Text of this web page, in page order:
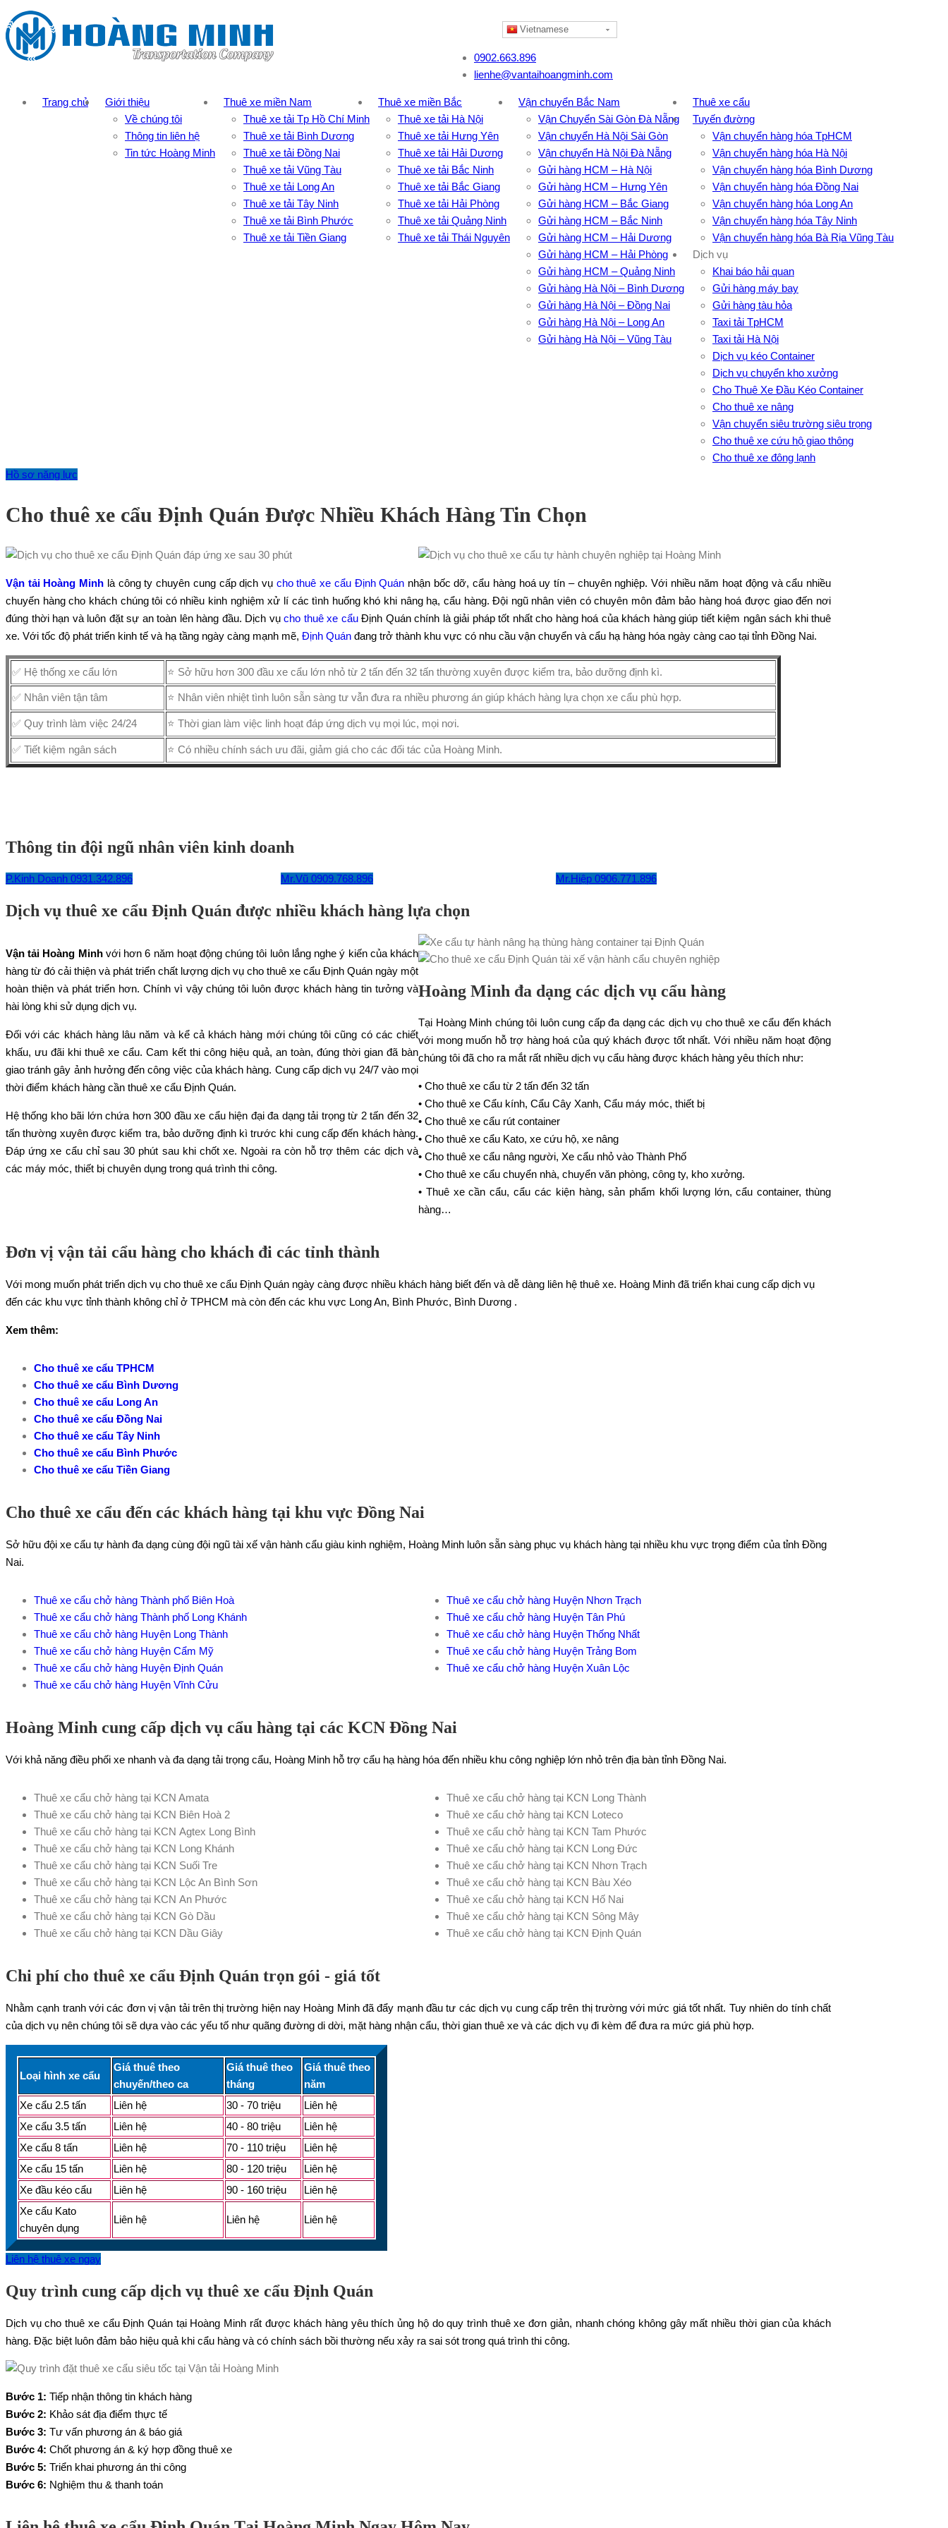
Vietnamese
0902.663.896
lienhe@vantaihoangminh.com
Trang chủ
Giới thiệu
Về chúng tôi
Thông tin liên hệ
Tin tức Hoàng Minh
Thuê xe miền Nam
Thuê xe tải Tp Hồ Chí Minh
Thuê xe tải Bình Dương
Thuê xe tải Đồng Nai
Thuê xe tải Vũng Tàu
Thuê xe tải Long An
Thuê xe tải Tây Ninh
Thuê xe tải Bình Phước
Thuê xe tải Tiền Giang
Thuê xe miền Bắc
Thuê xe tải Hà Nội
Thuê xe tải Hưng Yên
Thuê xe tải Hải Dương
Thuê xe tải Bắc Ninh
Thuê xe tải Bắc Giang
Thuê xe tải Hải Phòng
Thuê xe tải Quảng Ninh
Thuê xe tải Thái Nguyên
Vận chuyển Bắc Nam
Vận Chuyển Sài Gòn Đà Nẵng
Vận chuyển Hà Nội Sài Gòn
Vận chuyển Hà Nội Đà Nẵng
Gửi hàng HCM – Hà Nội
Gửi hàng HCM – Hưng Yên
Gửi hàng HCM – Bắc Giang
Gửi hàng HCM – Bắc Ninh
Gửi hàng HCM – Hải Dương
Gửi hàng HCM – Hải Phòng
Gửi hàng HCM – Quảng Ninh
Gửi hàng Hà Nội – Bình Dương
Gửi hàng Hà Nội – Đồng Nai
Gửi hàng Hà Nội – Long An
Gửi hàng Hà Nội – Vũng Tàu
Thuê xe cẩu
Tuyến đường
Vận chuyển hàng hóa TpHCM
Vận chuyển hàng hóa Hà Nội
Vận chuyển hàng hóa Bình Dương
Vận chuyển hàng hóa Đồng Nai
Vận chuyển hàng hóa Long An
Vận chuyển hàng hóa Tây Ninh
Vận chuyển hàng hóa Bà Rịa Vũng Tàu
Dịch vụ
Khai báo hải quan
Gửi hàng máy bay
Gửi hàng tàu hỏa
Taxi tải TpHCM
Taxi tải Hà Nội
Dịch vụ kéo Container
Dịch vụ chuyển kho xưởng
Cho Thuê Xe Đầu Kéo Container
Cho thuê xe nâng
Vận chuyển siêu trường siêu trọng
Cho thuê xe cứu hộ giao thông
Cho thuê xe đông lạnh
Hồ sơ năng lực
Cho thuê xe cẩu Định Quán Được Nhiều Khách Hàng Tin Chọn
Vận tải Hoàng Minh là công ty chuyên cung cấp dịch vụ cho thuê xe cẩu Định Quán nhận bốc dỡ, cẩu hàng hoá uy tín – chuyên nghiệp. Với nhiều năm hoạt động và cẩu nhiều
chuyến hàng cho khách chúng tôi có nhiều kinh nghiệm xử lí các tình huống khó khi nâng hạ, cẩu hàng. Đội ngũ nhân viên có chuyên môn đảm bảo hàng hoá được giao đến nơi
đúng thời hạn và luôn đặt sự an toàn lên hàng đầu. Dịch vụ cho thuê xe cẩuĐịnh Quán chính là giải pháp tốt nhất cho hàng hoá của khách hàng giúp tiết kiệm ngân sách khi thuê
xe. Với tốc độ phát triển kinh tế và hạ tầng ngày càng mạnh mẽ, Định Quán đang trở thành khu vực có nhu cầu vận chuyển và cẩu hạ hàng hóa ngày càng cao tại tỉnh Đồng Nai.
✅ Hệ thống xe cẩu lớn ⭐ Sở hữu hơn 300 đầu xe cẩu lớn nhỏ từ 2 tấn đến 32 tấn thường xuyên được kiểm tra, bảo dưỡng định kì.
✅ Nhân viên tận tâm ⭐ Nhân viên nhiệt tình luôn sẵn sàng tư vẫn đưa ra nhiều phương án giúp khách hàng lựa chọn xe cẩu phù hợp.
✅ Quy trình làm việc 24/24 ⭐ Thời gian làm việc linh hoạt đáp ứng dịch vụ mọi lúc, mọi nơi.
✅ Tiết kiệm ngân sách ⭐ Có nhiều chính sách ưu đãi, giảm giá cho các đối tác của Hoàng Minh.
Thông tin đội ngũ nhân viên kinh doanh
P.Kinh Doanh 0931.342.896 Mr.Vũ 0909.768.896 Mr.Hiệp 0906.771.896
Dịch vụ thuê xe cẩu Định Quán được nhiều khách hàng lựa chọn
Vận tải Hoàng Minhvới hơn 6 năm hoạt động chúng tôi luôn lắng nghe ý kiến của khách
hàng từ đó cải thiện và phát triển chất lượng dịch vụ cho thuê xe cẩu Định Quán ngày một
hoàn thiện và phát triển hơn. Chính vì vậy chúng tôi luôn được khách hàng tin tưởng và
hài lòng khi sử dụng dịch vụ.
Đối với các khách hàng lâu năm và kể cả khách hàng mới chúng tôi cũng có các chiết
khấu, ưu đãi khi thuê xe cẩu. Cam kết thi công hiệu quả, an toàn, đúng thời gian đã bàn
giao tránh gây ảnh hưởng đến công việc của khách hàng. Cung cấp dịch vụ 24/7 vào mọi
thời điểm khách hàng cần thuê xe cẩu Định Quán.
Hệ thống kho bãi lớn chứa hơn 300 đầu xe cẩu hiện đại đa dạng tải trọng từ 2 tấn đến 32
tấn thường xuyên được kiểm tra, bảo dưỡng định kì trước khi cung cấp đến khách hàng.
Đáp ứng xe cẩu chỉ sau 30 phút sau khi chốt xe. Ngoài ra còn hỗ trợ thêm các dịch và
các máy móc, thiết bị chuyên dụng trong quá trình thi công.
Hoàng Minh đa dạng các dịch vụ cẩu hàng
Tại Hoàng Minh chúng tôi luôn cung cấp đa dạng các dịch vụ cho thuê xe cẩu đến khách
với mong muốn hỗ trợ hàng hoá của quý khách được tốt nhất. Với nhiều năm hoạt động
chúng tôi đã cho ra mắt rất nhiều dịch vụ cẩu hàng được khách hàng yêu thích như:
• Cho thuê xe cẩu từ 2 tấn đến 32 tấn
• Cho thuê xe Cẩu kính, Cẩu Cây Xanh, Cẩu máy móc, thiết bị
• Cho thuê xe cẩu rút container
• Cho thuê xe cẩu Kato, xe cứu hộ, xe nâng
• Cho thuê xe cẩu nâng người, Xe cẩu nhỏ vào Thành Phố
• Cho thuê xe cẩu chuyển nhà, chuyển văn phòng, công ty, kho xưởng.
• Thuê xe cần cẩu, cẩu các kiện hàng, sản phẩm khối lượng lớn, cẩu container, thùng
hàng…
Đơn vị vận tải cẩu hàng cho khách đi các tỉnh thành
Với mong muốn phát triển dịch vụ cho thuê xe cẩu Định Quán ngày càng được nhiều khách hàng biết đến và dễ dàng liên hệ thuê xe. Hoàng Minh đã triển khai cung cấp dịch vụ
đến các khu vực tỉnh thành không chỉ ở TPHCM mà còn đến các khu vực Long An, Bình Phước, Bình Dương .
Xem thêm:
Cho thuê xe cẩu TPHCM
Cho thuê xe cẩu Bình Dương
Cho thuê xe cẩu Long An
Cho thuê xe cẩu Đồng Nai
Cho thuê xe cẩu Tây Ninh
Cho thuê xe cẩu Bình Phước
Cho thuê xe cẩu Tiền Giang
Cho thuê xe cẩu đến các khách hàng tại khu vực Đồng Nai
Sở hữu đội xe cẩu tự hành đa dạng cùng đội ngũ tài xế vận hành cẩu giàu kinh nghiệm, Hoàng Minh luôn sẵn sàng phục vụ khách hàng tại nhiều khu vực trọng điểm của tỉnh Đồng
Nai.
Thuê xe cẩu chở hàng Thành phố Biên Hoà
Thuê xe cẩu chở hàng Thành phố Long Khánh
Thuê xe cẩu chở hàng Huyện Long Thành
Thuê xe cẩu chở hàng Huyện Cẩm Mỹ
Thuê xe cẩu chở hàng Huyện Định Quán
Thuê xe cẩu chở hàng Huyện Vĩnh Cửu
Thuê xe cẩu chở hàng Huyện Nhơn Trạch
Thuê xe cẩu chở hàng Huyện Tân Phú
Thuê xe cẩu chở hàng Huyện Thống Nhất
Thuê xe cẩu chở hàng Huyện Trảng Bom
Thuê xe cẩu chở hàng Huyện Xuân Lộc
Hoàng Minh cung cấp dịch vụ cẩu hàng tại các KCN Đồng Nai
Với khả năng điều phối xe nhanh và đa dạng tải trọng cẩu, Hoàng Minh hỗ trợ cẩu hạ hàng hóa đến nhiều khu công nghiệp lớn nhỏ trên địa bàn tỉnh Đồng Nai.
Thuê xe cẩu chở hàng tại KCN Amata
Thuê xe cẩu chở hàng tại KCN Biên Hoà 2
Thuê xe cẩu chở hàng tại KCN Agtex Long Bình
Thuê xe cẩu chở hàng tại KCN Long Khánh
Thuê xe cẩu chở hàng tại KCN Suối Tre
Thuê xe cẩu chở hàng tại KCN Lộc An Bình Sơn
Thuê xe cẩu chở hàng tại KCN An Phước
Thuê xe cẩu chở hàng tại KCN Gò Dầu
Thuê xe cẩu chở hàng tại KCN Dầu Giây
Thuê xe cẩu chở hàng tại KCN Long Thành
Thuê xe cẩu chở hàng tại KCN Loteco
Thuê xe cẩu chở hàng tại KCN Tam Phước
Thuê xe cẩu chở hàng tại KCN Long Đức
Thuê xe cẩu chở hàng tại KCN Nhơn Trạch
Thuê xe cẩu chở hàng tại KCN Bàu Xéo
Thuê xe cẩu chở hàng tại KCN Hố Nai
Thuê xe cẩu chở hàng tại KCN Sông Mây
Thuê xe cẩu chở hàng tại KCN Định Quán
Chi phí cho thuê xe cẩu Định Quán trọn gói - giá tốt
Nhằm cạnh tranh với các đơn vị vận tải trên thị trường hiện nay Hoàng Minh đã đẩy mạnh đầu tư các dịch vụ cung cấp trên thị trường với mức giá tốt nhất. Tuy nhiên do tính chất
của dịch vụ nên chúng tôi sẽ dựa vào các yếu tố như quãng đường di dời, mặt hàng nhận cẩu, thời gian thuê xe và các dịch vụ đi kèm để đưa ra mức giá phù hợp.
Loại hình xe cẩu
Giá thuê theo
chuyến/theo ca
Giá thuê theo
tháng
Giá thuê theo
năm
Xe cẩu 2.5 tấn
Liên hệ 30 - 70 triệu
Liên hệ
Xe cẩu 3.5 tấn
Liên hệ 40 - 80 triệu
Liên hệ
Xe cẩu 8 tấn
Liên hệ 70 - 110 triệu
Liên hệ
Xe cẩu 15 tấn
Liên hệ 80 - 120 triệu
Liên hệ
Xe đầu kéo cẩu
Liên hệ 90 - 160 triệu
Liên hệ
Xe cẩu Kato
chuyên dụng
Liên hệ Liên hệ Liên hệ
Liên hệ thuê xe ngay
Quy trình cung cấp dịch vụ thuê xe cẩu Định Quán
Dịch vụ cho thuê xe cẩu Định Quán tại Hoàng Minh rất được khách hàng yêu thích ủng hộ do quy trình thuê xe đơn giản, nhanh chóng không gây mất nhiều thời gian của khách
hàng. Đặc biệt luôn đảm bảo hiệu quả khi cẩu hàng và có chính sách bồi thường nếu xảy ra sai sót trong quá trình thi công.
Bước 1: Tiếp nhận thông tin khách hàng
Bước 2: Khảo sát địa điểm thực tế
Bước 3: Tư vấn phương án & báo giá
Bước 4: Chốt phương án & ký hợp đồng thuê xe
Bước 5: Triển khai phương án thi công
Bước 6: Nghiệm thu & thanh toán